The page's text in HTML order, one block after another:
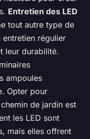
Entretien des LED
tout autre type de
entretien régulier
leur durabilité.
ampoules
Opter pour
de jardin est
les LED sont
mais elles offrent